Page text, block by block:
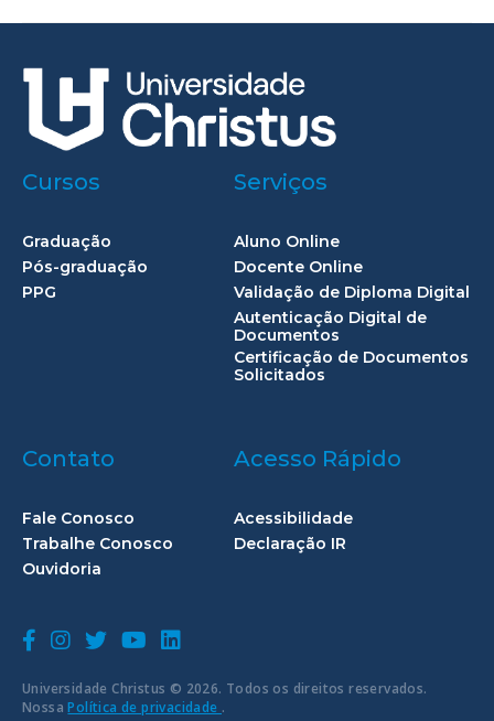
Universidade Christus © 2026. Todos os direitos reservados.
NossaPolítica de privacidade .
Cursos
Graduação
Pós-graduação
PPG
Serviços
Aluno Online
Docente Online
Validação de Diploma Digital
Autenticação Digital de
Documentos
Certificação de Documentos
Solicitados
Contato
Fale Conosco
Trabalhe Conosco
Ouvidoria
Acesso Rápido
Acessibilidade
Declaração IR